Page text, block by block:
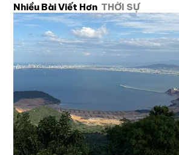
Nhiều Bài Viết Hơn THỜI SỰ